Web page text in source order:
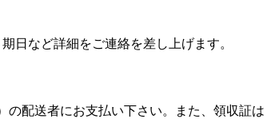
日など詳細をご連絡を差し上げます。
の配送者にお支払い下さい。また、領収証は